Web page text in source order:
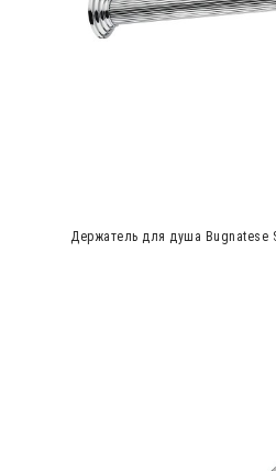
Держатель для душа Bugnatese